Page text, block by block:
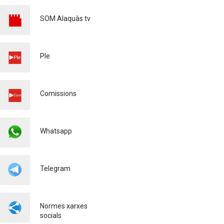
ELÈCTRICS I UN CARRETÓ
SOM Alaquàs tv
Ple
Comissions
Whatsapp
Telegram
Normes xarxes
socials